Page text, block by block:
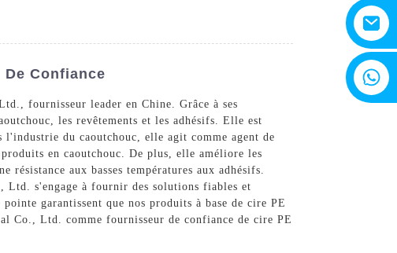
Confiance
fournisseur leader en Chine. Grâce à ses
les revêtements et les adhésifs. Elle est
du caoutchouc, elle agit comme agent de
en caoutchouc. De plus, elle améliore les
aux basses températures aux adhésifs.
Ltd. s'engage à fournir des solutions fiables et
garantissent que nos produits à base de cire PE
Co., Ltd. comme fournisseur de confiance de cire PE